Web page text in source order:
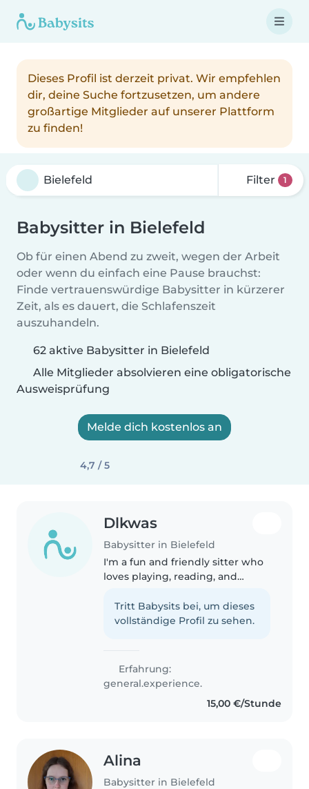
Dieses Profil ist derzeit privat. Wir empfehlen
dir, deine Suche fortzusetzen, um andere
großartige Mitglieder auf unserer Plattform
zu finden!
Filter 1
Babysitter in Bielefeld
Ob für einen Abend zu zweit, wegen der Arbeit
oder wenn du einfach eine Pause brauchst:
Finde vertrauenswürdige Babysitter in kürzerer
Zeit, als es dauert, die Schlafenszeit
auszuhandeln.
62 aktive Babysitter in Bielefeld
Alle Mitglieder absolvieren eine obligatorische
Ausweisprüfung
Melde dich kostenlos an
4,7 / 5
Dlkwas
Babysitter in Bielefeld
I'm a fun and friendly sitter who
loves playing, reading, and
Multilingual in English, German,
and Kurdish, I'm comfortable
Tritt Babysits bei, um dieses
vollständige Profil zu sehen.
Erfahrung:
general.experience.
15,00 €/Stunde
Alina
Babysitter in Bielefeld